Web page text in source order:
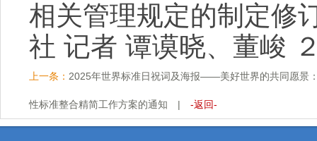
相关管理规定的制定修
社 记者 谭谟晓、董峻
上一条： 2025年世界标准日祝词及海报——美好世界的共同愿景
性标准整合精简工作方案的通知 | -返回-